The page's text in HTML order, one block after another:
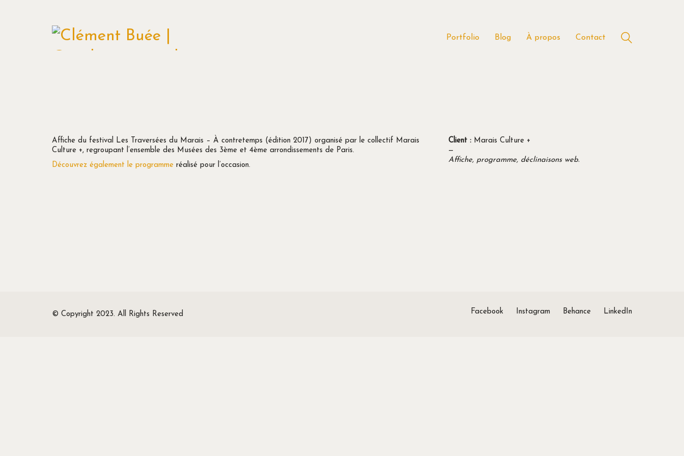
Portfolio Blog À propos Contact
Affiche du festival Les Traversées du Marais – À contretemps (édition 2017) organisé par le collectif Marais
Culture +, regroupant l’ensemble des Musées des 3ème et 4ème arrondissements de Paris.
Découvrez également le programme réalisé pour l’occasion.
Client : Marais Culture +
—
Affiche, programme, déclinaisons web.
Facebook Instagram Behance LinkedIn
© Copyright 2023. All Rights Reserved